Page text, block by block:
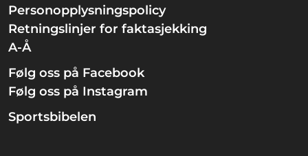
Personopplysningspolicy
Retningslinjer for faktasjekking
A-Å
Følg oss på Facebook
Følg oss på Instagram
Sportsbibelen